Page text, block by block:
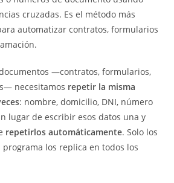
cruzadas. Es el método más
automatizar contratos, formularios
—contratos, formularios,
necesitamos repetir la misma
: nombre, domicilio, DNI, número
lugar de escribir esos datos una y
repetirlos automáticamente. Solo los
programa los replica en todos los